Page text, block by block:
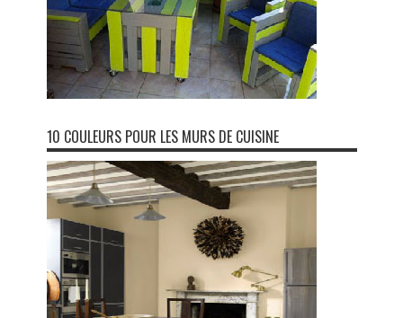
10 COULEURS POUR LES MURS DE CUISINE